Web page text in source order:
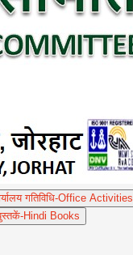
गतिविधि-Office Activities
पुस्तकें-Hindi Books